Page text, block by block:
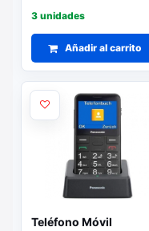
3 unidades
Añadir al carrito
Teléfono Móvil